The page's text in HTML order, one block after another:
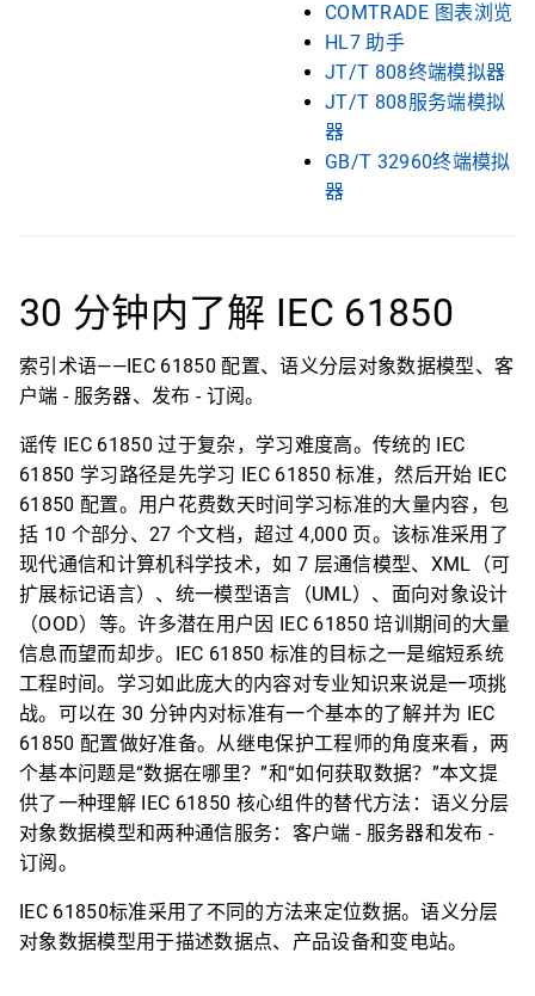
COMTRADE 图表浏览
HL7 助手
JT/T 808终端模拟器
JT/T 808服务端模拟
器
GB/T 32960终端模拟
器
30 分钟内了解 IEC 61850
索引术语——IEC 61850 配置、语义分层对象数据模型、客
户端 - 服务器、发布 - 订阅。
谣传 IEC 61850 过于复杂，学习难度高。传统的 IEC
61850 学习路径是先学习 IEC 61850 标准，然后开始 IEC
61850 配置。用户花费数天时间学习标准的大量内容，包
括 10 个部分、27 个文档，超过 4,000 页。该标准采用了
现代通信和计算机科学技术，如 7 层通信模型、XML（可
扩展标记语言）、统一模型语言（UML）、面向对象设计
（OOD）等。许多潜在用户因 IEC 61850 培训期间的大量
信息而望而却步。IEC 61850 标准的目标之一是缩短系统
工程时间。学习如此庞大的内容对专业知识来说是一项挑
战。可以在 30 分钟内对标准有一个基本的了解并为 IEC
61850 配置做好准备。从继电保护工程师的角度来看，两
个基本问题是“数据在哪里？”和“如何获取数据？”本文提
供了一种理解 IEC 61850 核心组件的替代方法：语义分层
对象数据模型和两种通信服务：客户端 - 服务器和发布 -
订阅。
IEC 61850标准采用了不同的方法来定位数据。语义分层
对象数据模型用于描述数据点、产品设备和变电站。